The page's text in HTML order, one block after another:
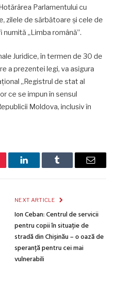
Parlamentului cu
zilele de sărbătoare și cele de
numită „Limba română”.
Juridice, în termen de 30 de
a prezentei legi, va asigura
„Registrul de stat al
ce se impun în sensul
Moldova, inclusiv în
LinkedInTumblr Email
NEXT ARTICLE
Ion Ceban: Centrul de servicii
pentru copii în situație de
stradă din Chișinău – o oază de
speranță pentru cei mai
vulnerabili